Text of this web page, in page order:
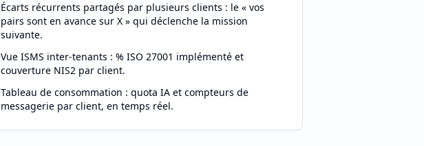
Écarts récurrents partagés par plusieurs clients : le « vos
pairs sont en avance sur X » qui déclenche la mission
suivante.
Vue ISMS inter-tenants : % ISO 27001 implémenté et
couverture NIS2 par client.
Tableau de consommation : quota IA et compteurs de
messagerie par client, en temps réel.